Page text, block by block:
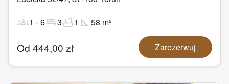
groups1 -6bed3bathtub1 square_foot 58 m²
Od 444,00 zł Zarezerwuj